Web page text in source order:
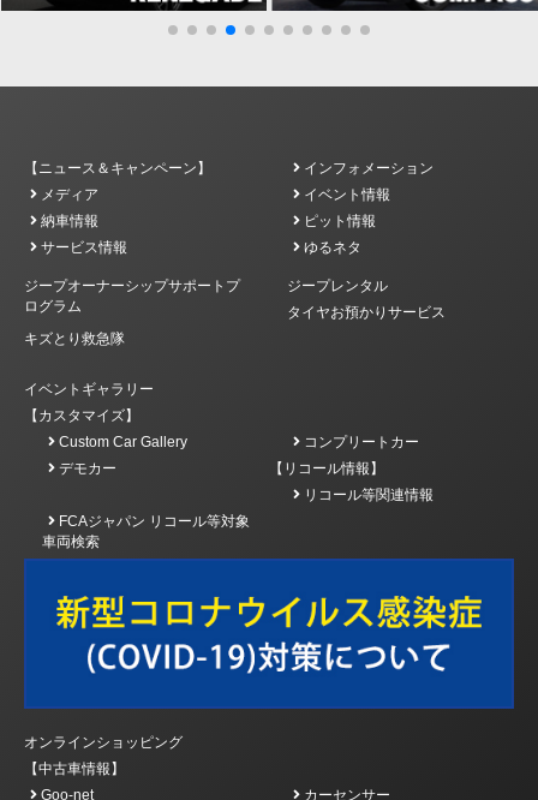
【ニュース＆キャンペーン】
インフォメーション
メディア
イベント情報
納車情報
ピット情報
サービス情報
ゆるネタ
ジープオーナーシップサポートプ
ログラム
ジープレンタル
タイヤお預かりサービス
キズとり救急隊
イベントギャラリー
【カスタマイズ】
Custom Car Gallery
コンプリートカー
デモカー
【リコール情報】
リコール等関連情報
FCAジャパン リコール等対象
車両検索
オンラインショッピング
【中古車情報】
Goo-net
カーセンサー